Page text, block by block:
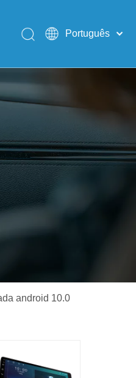
Português
Pусский
android 10.0